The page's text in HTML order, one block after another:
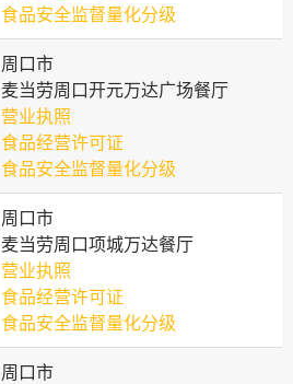
食品安全监督量化分级
周口市
麦当劳周口开元万达广场餐厅
营业执照
食品经营许可证
食品安全监督量化分级
周口市
麦当劳周口项城万达餐厅
营业执照
食品经营许可证
食品安全监督量化分级
周口市